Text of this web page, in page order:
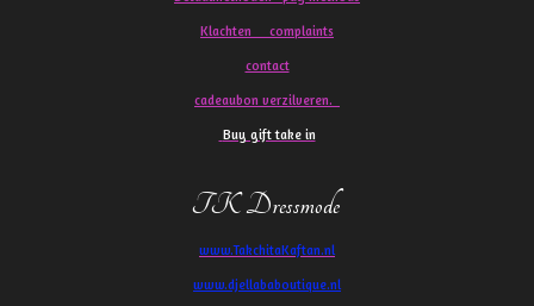
Klachten complaints
contact
cadeaubon verzilveren.
Buy gift take in
TK Dressmode
www.TakchitaKaftan.nl
www.djellababoutique.nl